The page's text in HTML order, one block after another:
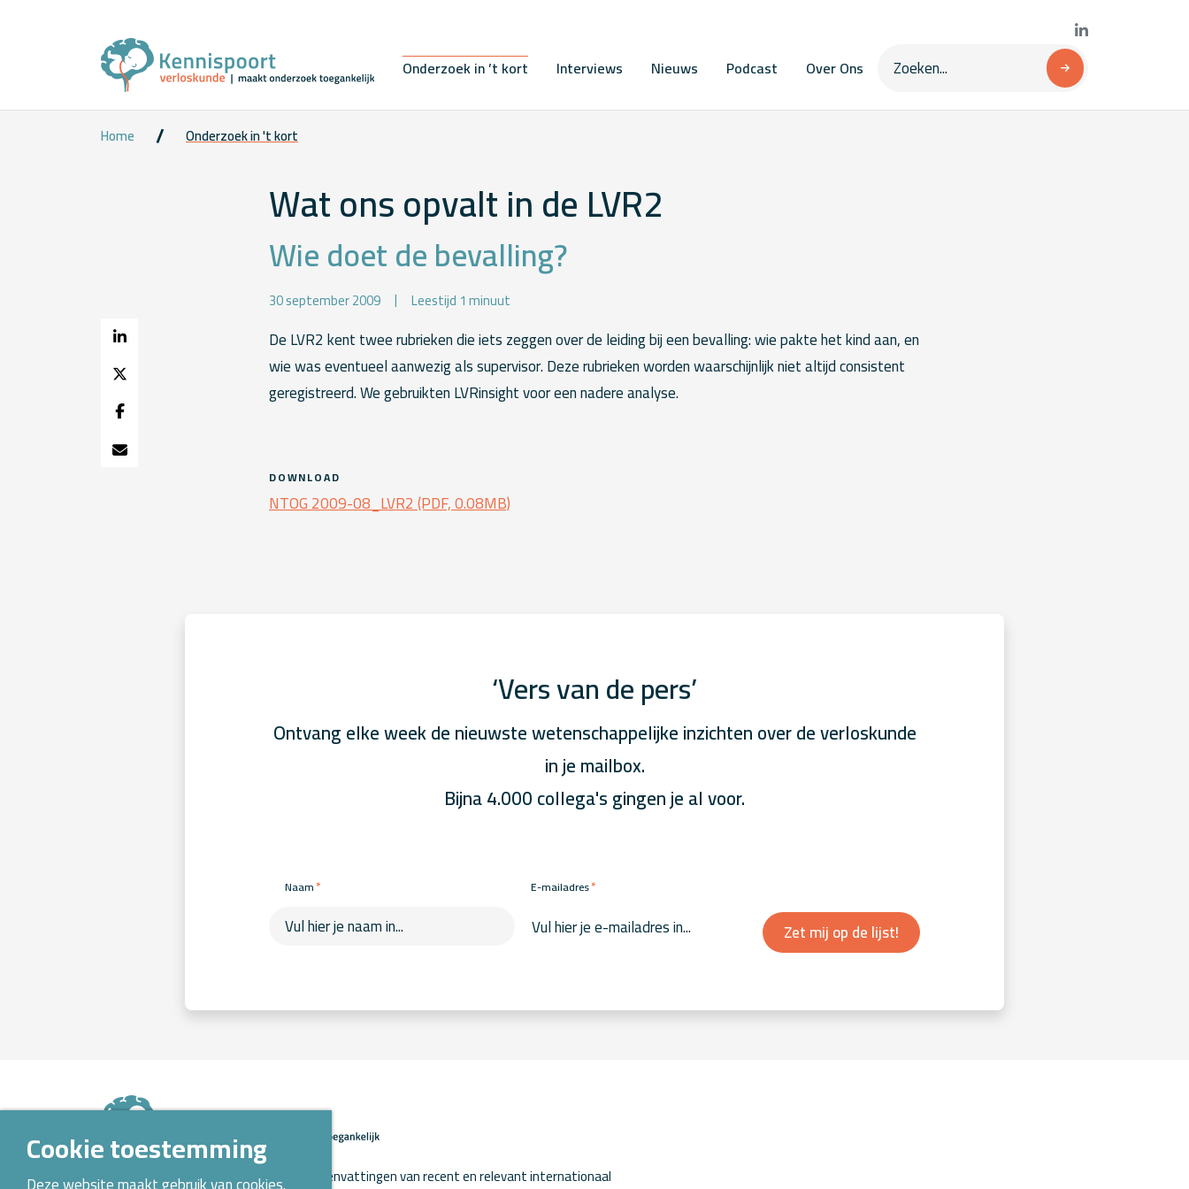
Onderzoek in ’t kort Interviews Nieuws Podcast Over Ons
Home Onderzoek in 't kort
Wat ons opvalt in de LVR2
Wie doet de bevalling?
30 september 2009 Leestijd 1 minuut
De LVR2 kent twee rubrieken die iets zeggen over de leiding bij een bevalling: wie pakte het kind aan, en
wie was eventueel aanwezig als supervisor. Deze rubrieken worden waarschijnlijk niet altijd consistent
geregistreerd. We gebruikten LVRinsight voor een nadere analyse.
DOWNLOAD
NTOG 2009-08_LVR2 (PDF, 0.08MB)
‘Vers van de pers’
Ontvang elke week de nieuwste wetenschappelijke inzichten over de verloskunde
in je mailbox.
Bijna 4.000 collega's gingen je al voor.
Naam* E-mailadres*
Zet mij op de lijst!
Op Kennispoort Verloskunde vind je samenvattingen van recent en relevant internationaal
Cookie toestemming